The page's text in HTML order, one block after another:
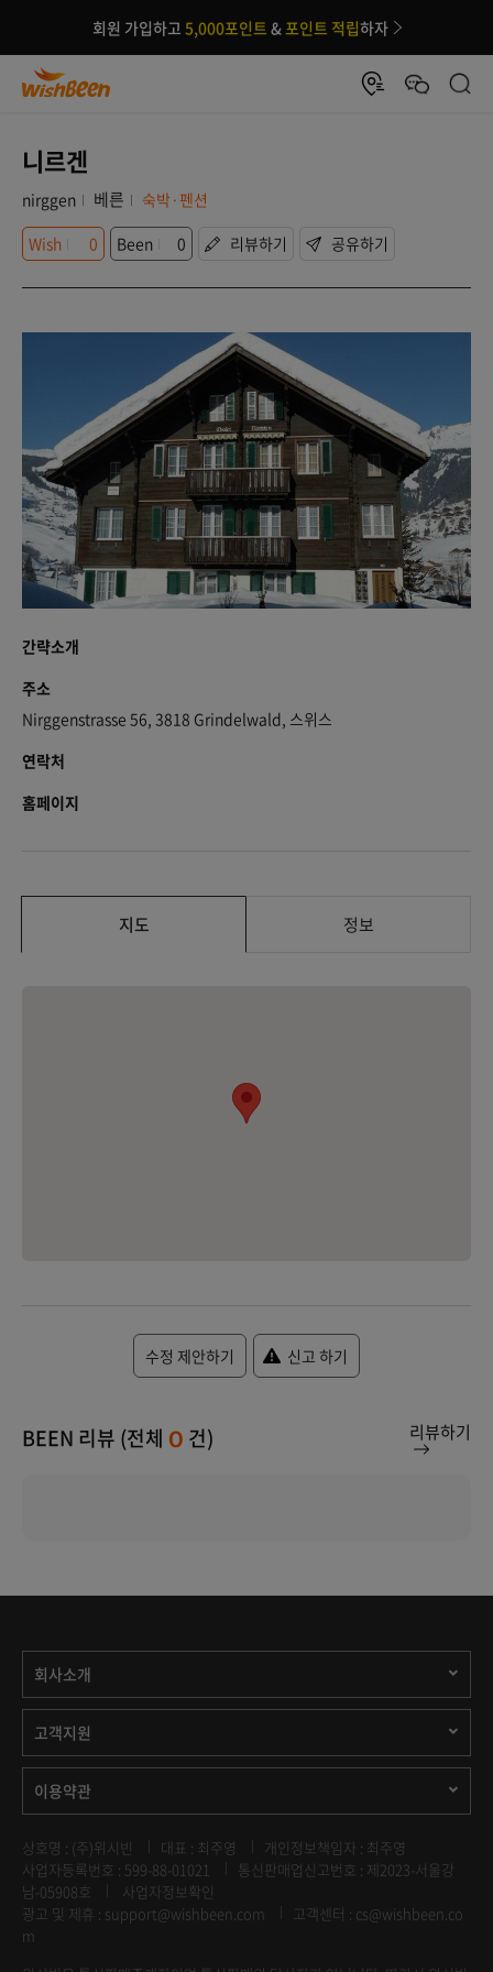
회원 가입하고 5,000포인트 &포인트 적립하자
니르겐
nirggen 베른
숙박·펜션
Wish
0 Been 0 리뷰하기 공유하기
간략소개
주소
Nirggenstrasse 56, 3818 Grindelwald, 스위스
연락처
홈페이지
지도 정보
수정 제안하기 신고 하기
BEEN 리뷰 (전체 0 건) 리뷰하기
회사소개
고객지원
이용약관
상호명 : (주)위시빈 대표 : 최주영
개인정보책임자 : 최주영
사업자등록번호 : 599-88-01021
통신판매업신고번호 : 제2023-서울강
남-05908호
사업자정보확인
광고 및 제휴 : support@wishbeen.com
고객센터 : cs@wishbeen.co
m